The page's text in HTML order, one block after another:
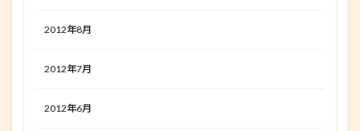
2012年8月
2012年7月
2012年6月